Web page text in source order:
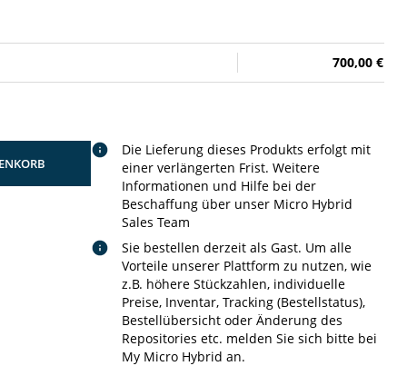
700,00 €
Die Lieferung dieses Produkts erfolgt mit
einer verlängerten Frist. Weitere
Informationen und Hilfe bei der
Beschaffung über unser Micro Hybrid
Sales Team
Sie bestellen derzeit als Gast. Um alle
Vorteile unserer Plattform zu nutzen, wie
z.B. höhere Stückzahlen, individuelle
Preise, Inventar, Tracking (Bestellstatus),
Bestellübersicht oder Änderung des
Repositories etc. melden Sie sich bitte bei
My Micro Hybrid an.